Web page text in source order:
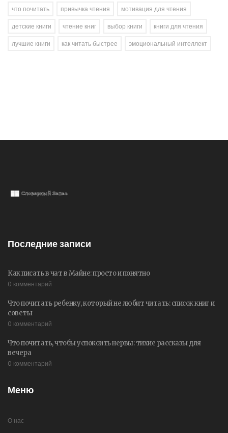
что почитать
привычка чтения
мотивация для чтения
детские книги
чтение книг выбор книги
книги для чтения
лучшие книги
как читать быстрее эмоциональный интеллект
Последние записи
Как писать в чат в Майне: просто и понятно
0 комментарий
Что почитать ребенку, который не любит читать: список книг и
советы
0 комментарий
Что почитать, чтобы успокоить нервы: тихие рассказы для
вечера
0 комментарий
Меню
О нас